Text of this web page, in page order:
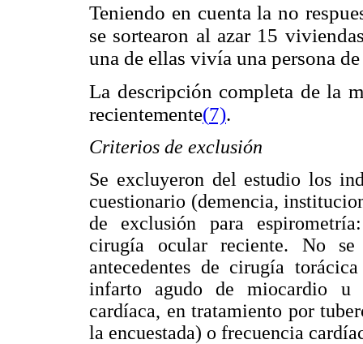
Teniendo en cuenta la no
se sortearon al azar 15
una de ellas vivía una persona
La descripción completa de la
recientemente(7).
Criterios de exclusión
Se excluyeron del estudio los
cuestionario (demencia,
de exclusión para
cirugía ocular reciente. No
antecedentes de cirugía
infarto agudo de miocardio u
cardíaca, en tratamiento por
la encuestada) o frecuencia